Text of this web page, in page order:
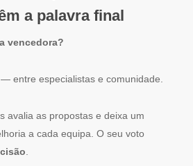
a palavra final
vencedora?
entre especialistas e comunidade.
avalia as propostas e deixa um
a cada equipa. O seu voto